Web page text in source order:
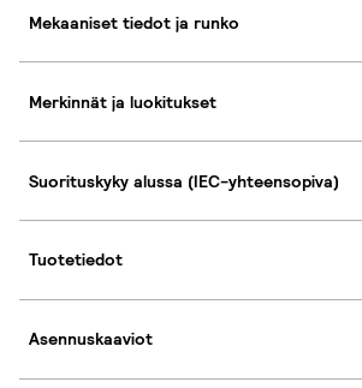
Mekaaniset tiedot ja runko
Merkinnät ja luokitukset
Suorituskyky alussa (IEC-yhteensopiva)
Tuotetiedot
Asennuskaaviot